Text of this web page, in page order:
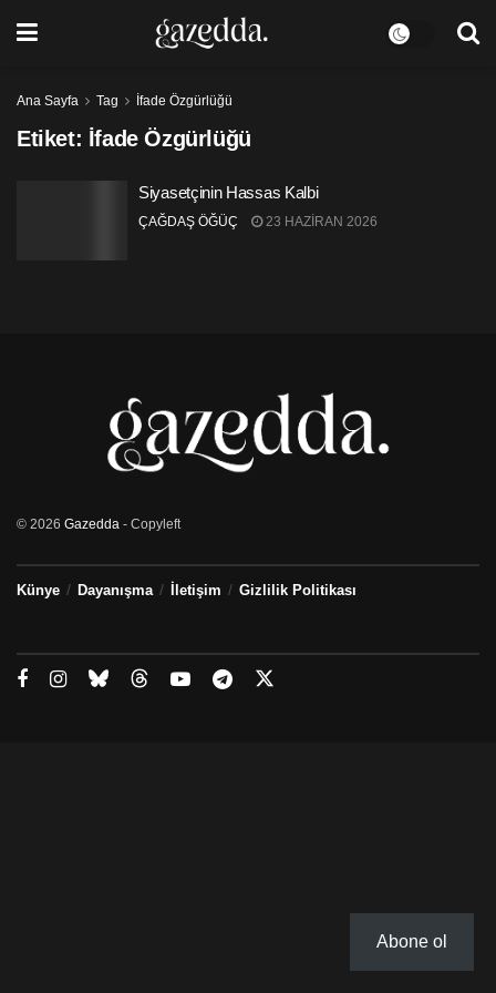
Ana Sayfa Tag İfade Özgürlüğü
Etiket: İfade Özgürlüğü
Siyasetçinin Hassas Kalbi
ÇAĞDAŞ ÖĞÜÇ 23 HAZIRAN 2026
© 2026 Gazedda - Copyleft
Künye Dayanışma İletişim Gizlilik Politikası
Abone ol